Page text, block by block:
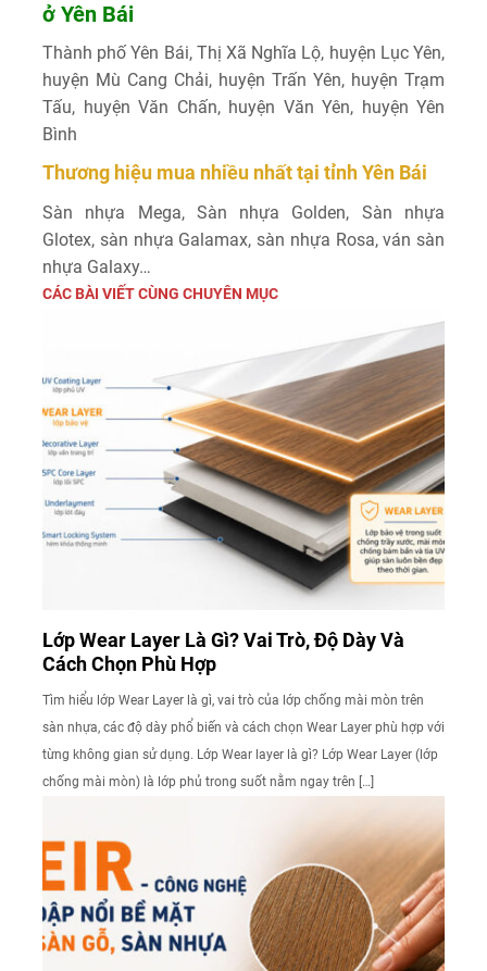
ở Yên Bái
Thành phố Yên Bái, Thị Xã Nghĩa Lộ, huyện Lục Yên,
huyện Mù Cang Chải, huyện Trấn Yên, huyện Trạm
Tấu, huyện Văn Chấn, huyện Văn Yên, huyện Yên
Bình
Thương hiệu mua nhiều nhất tại tỉnh Yên Bái
Sàn nhựa Mega, Sàn nhựa Golden, Sàn nhựa
Glotex, sàn nhựa Galamax, sàn nhựa Rosa, ván sàn
nhựa Galaxy…
CÁC BÀI VIẾT CÙNG CHUYÊN MỤC
Lớp Wear Layer Là Gì? Vai Trò, Độ Dày Và
Cách Chọn Phù Hợp
Tìm hiểu lớp Wear Layer là gì, vai trò của lớp chống mài mòn trên
sàn nhựa, các độ dày phổ biến và cách chọn Wear Layer phù hợp với
từng không gian sử dụng. Lớp Wear layer là gì? Lớp Wear Layer (lớp
chống mài mòn) là lớp phủ trong suốt nằm ngay trên […]